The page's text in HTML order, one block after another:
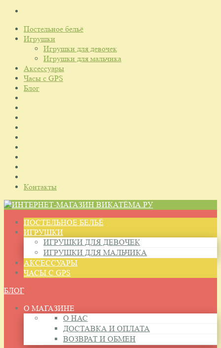
Постельное бельё
Игрушки
Игрушки для девочек
Игрушки для мальчика
Аксессуары
Часы с GPS
Блог
Контакты
ПОСТЕЛЬНОЕ БЕЛЬЁ
ИГРУШКИ
ИГРУШКИ ДЛЯ ДЕВОЧЕК
ИГРУШКИ ДЛЯ МАЛЬЧИКА
АКСЕССУАРЫ
ЧАСЫ С GPS
БЛОГ
О МАГАЗИНЕ
О НАС
ДОСТАВКА И ОПЛАТА
ВОЗВРАТ И ОБМЕН